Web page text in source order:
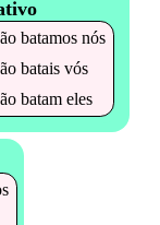
batamosnós
bataisvós
batameles